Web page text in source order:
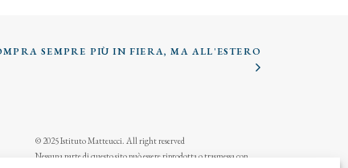
SEMPRE PIÙ IN FIERA, MA ALL'ESTERO
© 2025 Istituto Matteucci. All right reserved
Nessuna parte di questo sito può essere riprodotta o trasmessa con